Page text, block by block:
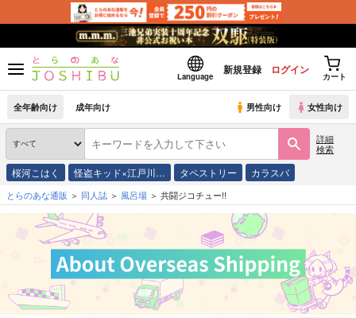
Language
新規登録 ログイン
カート
全年齢向け 成年向け 男性向け 女性向け
詳細
検索
桜河こはく 怪盗キッド×江戸川… タペストリー カラスバ
とらのあな通販 同人誌 風呂場 共闘ジコチュー!!